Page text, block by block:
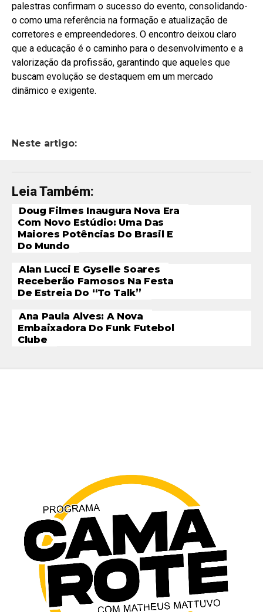
palestras confirmam o sucesso do evento, consolidando-
o como uma referência na formação e atualização de
corretores e empreendedores. O encontro deixou claro
que a educação é o caminho para o desenvolvimento e a
valorização da profissão, garantindo que aqueles que
buscam evolução se destaquem em um mercado
dinâmico e exigente.
Neste artigo:
Leia Também:
Doug Filmes Inaugura Nova Era
Com Novo Estúdio: Uma Das
Maiores Potências Do Brasil E
Do Mundo
Alan Lucci E Gyselle Soares
Receberão Famosos Na Festa
De Estreia Do “To Talk”
Ana Paula Alves: A Nova
Embaixadora Do Funk Futebol
Clube